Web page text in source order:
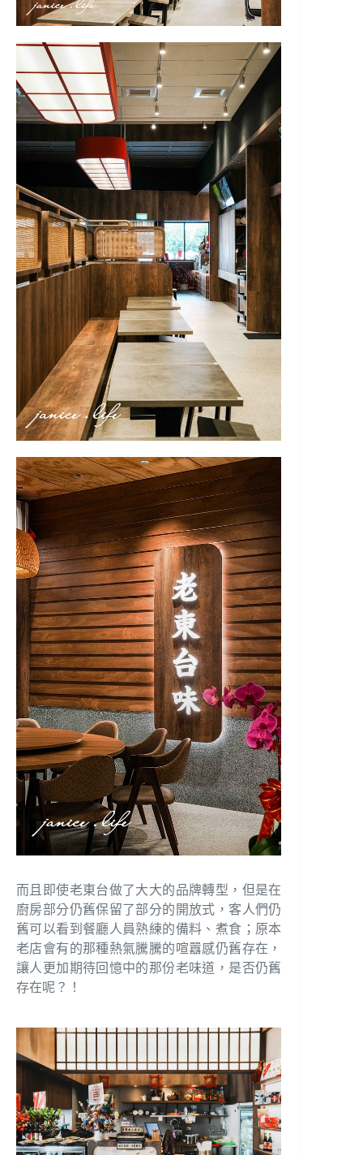
而且即使老東台做了大大的品牌轉型，但是在
廚房部分仍舊保留了部分的開放式，客人們仍
舊可以看到餐廳人員熟練的備料、煮食；原本
老店會有的那種熱氣騰騰的喧囂感仍舊存在，
讓人更加期待回憶中的那份老味道，是否仍舊
存在呢？！